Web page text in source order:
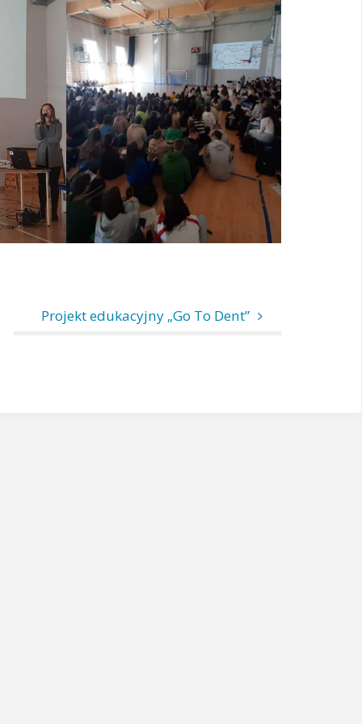
Projekt edukacyjny „Go To Dent”